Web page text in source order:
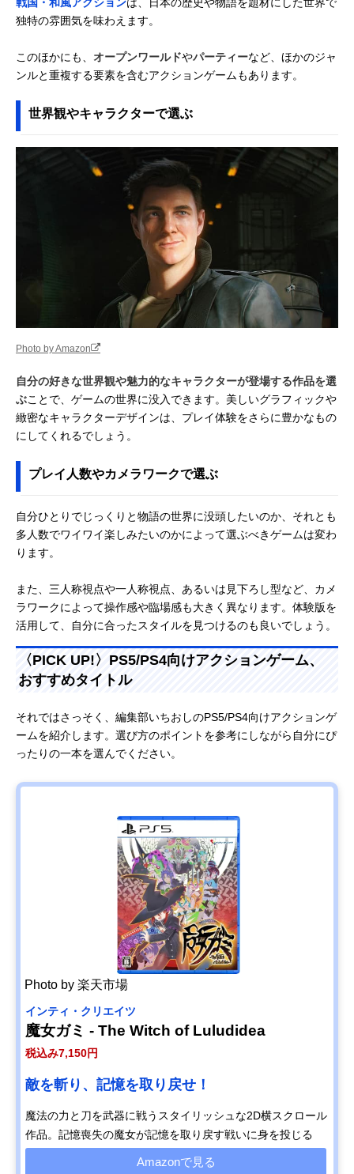
独特の雰囲気を味わえます。
このほかにも、 オープンワールドやパーティーなど、ほかのジャ
ンルと重複する要素を含むアクションゲームもあります。
世界観やキャラクターで選ぶ
Photo by Amazon
自分の好きな世界観や魅力的なキャラクターが登場する作品を選
ぶことで、ゲームの世界に没入できます。美しいグラフィックや
緻密なキャラクターデザインは、プレイ体験をさらに豊かなもの
にしてくれるでしょう。
プレイ人数やカメラワークで選ぶ
自分ひとりでじっくりと物語の世界に没頭したいのか、それとも
多人数でワイワイ楽しみたいのかによって選ぶべきゲームは変わ
ります。
また、三人称視点や一人称視点、あるいは見下ろし型など、カメ
ラワークによって操作感や臨場感も大きく異なります。体験版を
活用して、自分に合ったスタイルを見つけるのも良いでしょう。
〈PICK UP!〉PS5/PS4向けアクションゲーム、
おすすめタイトル
それではさっそく、編集部いちおしのPS5/PS4向けアクションゲ
ームを紹介します。選び方のポイントを参考にしながら自分にぴ
ったりの一本を選んでください。
Photo by 楽天市場
インティ・クリエイツ
魔女ガミ - The Witch of Luludidea
税込み7,150円
敵を斬り、記憶を取り戻せ！
魔法の力と刀を武器に戦うスタイリッシュな2D横スクロール
作品。記憶喪失の魔女が記憶を取り戻す戦いに身を投じる
Amazonで見る